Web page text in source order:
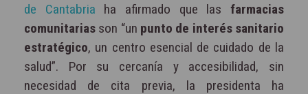
de Cantabria ha afirmado que lasfarmacias
comunitarias son “un punto de interés sanitario
estratégico, un centro esencial de cuidado de la
salud”. Por su cercanía y accesibilidad, sin
necesidad de cita previa, la presidenta ha